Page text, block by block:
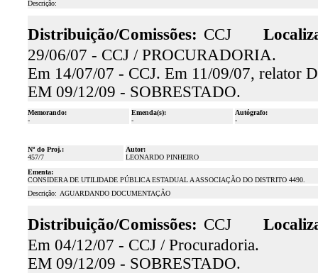
Descrição:
Distribuição/Comissões: CCJ
29/06/07 - CCJ / PROCURADORIA.
Em 14/07/07 - CCJ. Em 11/09/07, relator
EM 09/12/09 - SOBRESTADO.
Memorando:
-
Emenda(s):
-
Autógrafo:
-
Nº do Proj.:
457/7
Autor:
LEONARDO PINHEIRO
Ementa:
CONSIDERA DE UTILIDADE PÚBLICA ESTADUAL A ASSOCIAÇÃO DO DISTRITO 4490.
Descrição: AGUARDANDO DOCUMENTAÇÃO
Distribuição/Comissões: CCJ
Em 04/12/07 - CCJ / Procuradoria.
EM 09/12/09 - SOBRESTADO.